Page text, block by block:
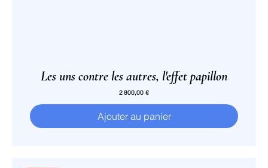
Les uns contre les autres, l'effet papillon
Prix
2 800,00 €
Ajouter au panier